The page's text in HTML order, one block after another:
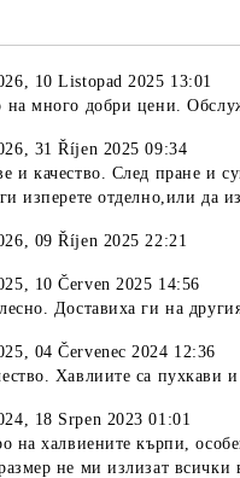
, 10 Listopad 2025 13:01
на много добри цени.
, 31 Říjen 2025 09:34
и качество. След пране и
изперете отделно,или
, 09 Říjen 2025 22:21
, 10 Červen 2025 14:56
Доставиха ги на
, 04 Červenec 2024 12:36
Хавлиите са пухкави
, 18 Srpen 2023 01:01
на халвиените кърпи,
не ми излизат